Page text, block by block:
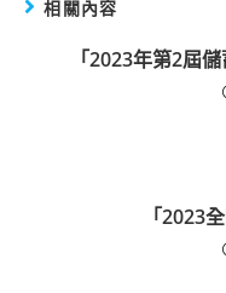
相關內容
「2023年第2屆
「2023